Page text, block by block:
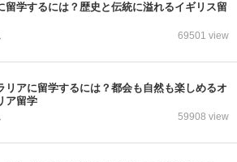
留学するには？歴史と伝統に溢れるイギリス留
69501 view
リアに留学するには？都会も自然も楽しめるオ
ア留学
59908 view